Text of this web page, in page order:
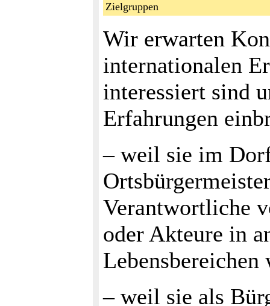
Zielgruppen
Wir erwarten
internationalen
interessiert sind
Erfahrungen
– weil sie im
Verantwortliche
oder Akteure in
– weil sie als